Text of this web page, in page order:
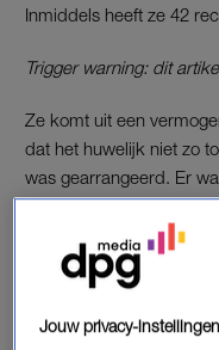
Inmiddels heeft ze 42
Trigger warning: dit
Ze komt uit een
dat het huwelijk niet zo
was gearrangeerd. Er
trouwen. Die
het huwelijk te verlaten.
geldafspraken alleen
niets blijkt minder waar.
instabiliteit.
Jouw privacy-instellingen